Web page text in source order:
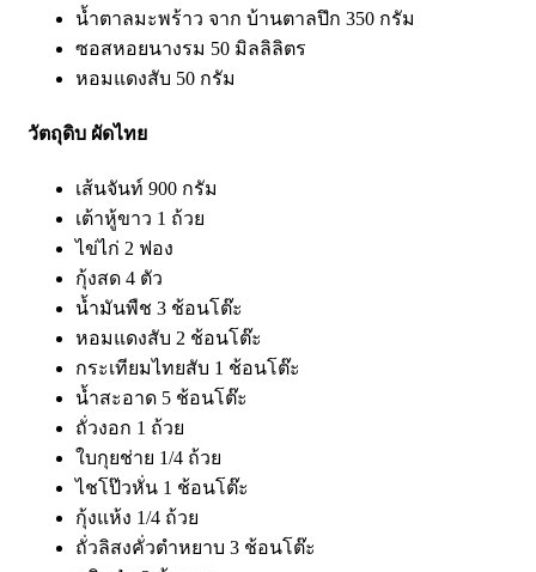
น้ำตาลมะพร้าว จาก บ้านตาลปึก 350 กรัม
ซอสหอยนางรม 50 มิลลิลิตร
หอมแดงสับ 50 กรัม
วัตถุดิบ ผัดไทย
เส้นจันท์ 900 กรัม
เต้าหู้ขาว 1 ถ้วย
ไข่ไก่ 2 ฟอง
กุ้งสด 4 ตัว
น้ำมันพืช 3 ช้อนโต๊ะ
หอมแดงสับ 2 ช้อนโต๊ะ
กระเทียมไทยสับ 1 ช้อนโต๊ะ
น้ำสะอาด 5 ช้อนโต๊ะ
ถั่วงอก 1 ถ้วย
ใบกุยช่าย 1/4 ถ้วย
ไชโป๊วหั่น 1 ช้อนโต๊ะ
กุ้งแห้ง 1/4 ถ้วย
ถั่วลิสงคั่วตำหยาบ 3 ช้อนโต๊ะ